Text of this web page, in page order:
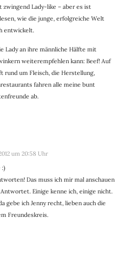
zwingend Lady-like – aber es ist
wie die junge, erfolgreiche Welt
entwickelt.
Lady an ihre männliche Hälfte mit
weiterempfehlen kann: Beef! Auf
rund um Fleisch, die Herstellung,
fahren alle meine bunt
ab.
um 20:58 Uhr
:)
Das muss ich mir mal anschauen
Einige kenne ich, einige nicht.
gebe ich Jenny recht, lieben auch die
Freundeskreis.